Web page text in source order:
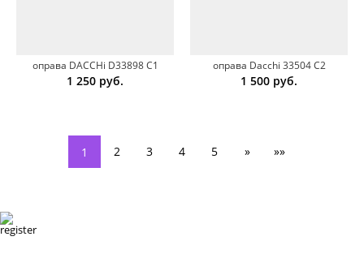
оправа DACCHi D33898 C1
1 250 руб.
оправа Dacchi 33504 C2
1 500 руб.
1 2 3 4 5 » »»